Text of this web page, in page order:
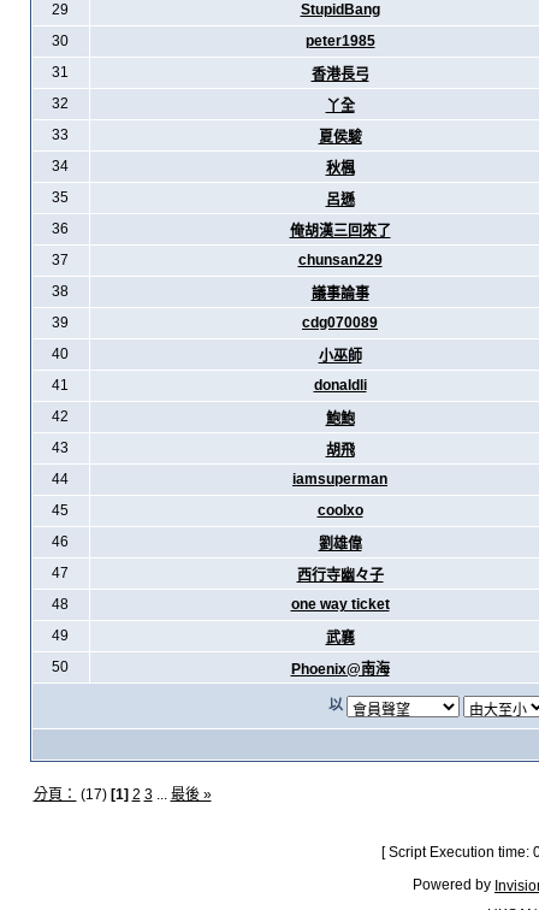
29
StupidBang
30
peter1985
31
香港長弓
32
丫全
33
夏侯駿
34
秋楓
35
呂遜
36
俺胡漢三回來了
37
chunsan229
38
議事論事
39
cdg070089
40
小巫師
41
donaldli
42
鮑鮑
43
胡飛
44
iamsuperman
45
coolxo
46
劉雄偉
47
西行寺幽々子
48
one way ticket
49
武襄
50
Phoenix@南海
以
分頁： (17) [1] 2 3... 最後 »
[ Script Execution
Powered by